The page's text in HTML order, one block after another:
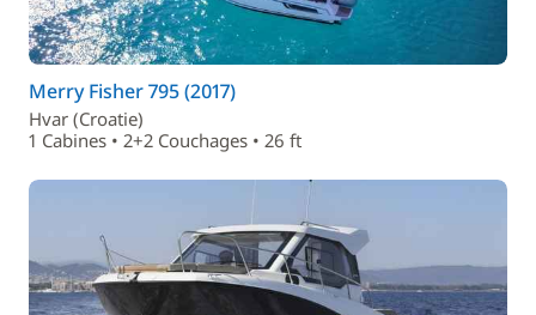
Merry Fisher 795 (2017)
Hvar (Croatie)
1 Cabines • 2+2 Couchages • 26 ft